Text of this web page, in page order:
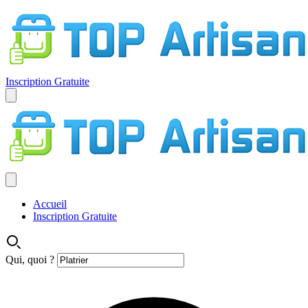
Inscription Gratuite
Accueil
Inscription Gratuite
Qui, quoi ?